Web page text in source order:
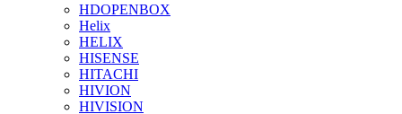
HDOPENBOX
Helix
HELIX
HISENSE
HITACHI
HIVION
HIVISION